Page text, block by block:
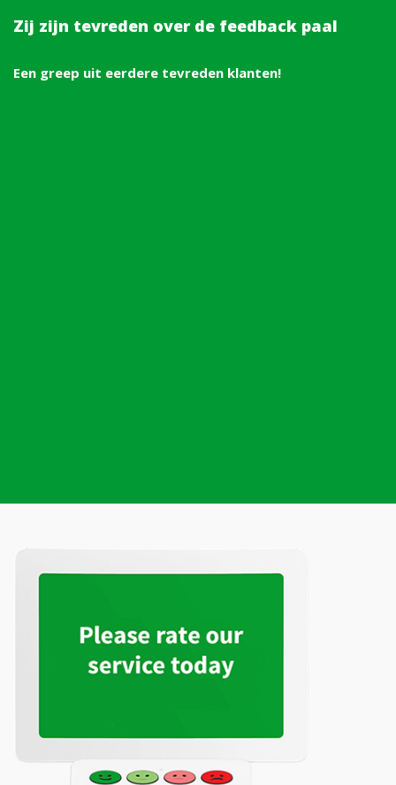
Zij zijn tevreden over de feedback paal
Een greep uit eerdere tevreden klanten!